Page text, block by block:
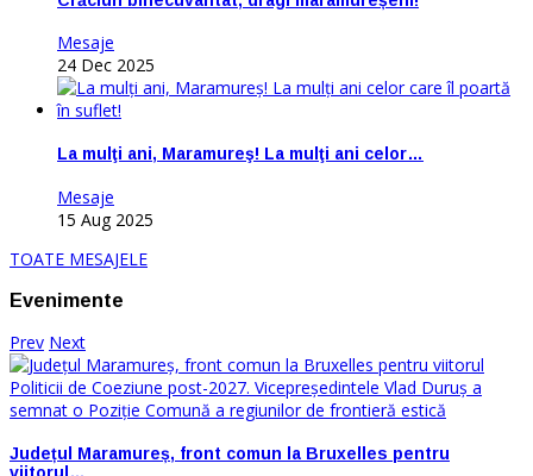
Mesaje
24 Dec 2025
La mulţi ani, Maramureş! La mulţi ani celor…
Mesaje
15 Aug 2025
TOATE MESAJELE
Evenimente
Prev Next
Județul Maramureș, front comun la Bruxelles pentru